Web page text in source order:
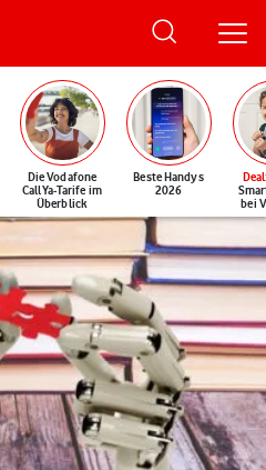
Die Vodafone
CallYa-Tarife im
Überblick
Beste Handys
2026
Deal
bei